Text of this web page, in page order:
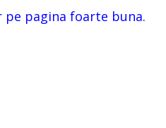
pagina foarte buna.